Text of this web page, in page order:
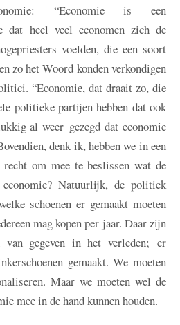
“Economie is een
dat heel veel economen zich de
voelden, die een soort
zo het Woord konden verkondigen
“Economie, dat draait zo, die
politieke partijen hebben dat ook
al weer gezegd dat economie
denk ik, hebben we in een
om mee te beslissen wat de
Natuurlijk, de politiek
schoenen er gemaakt moeten
mag kopen per jaar. Daar zijn
van gegeven in het verleden; er
gemaakt. We moeten
Maar we moeten wel de
mee in de hand kunnen houden.